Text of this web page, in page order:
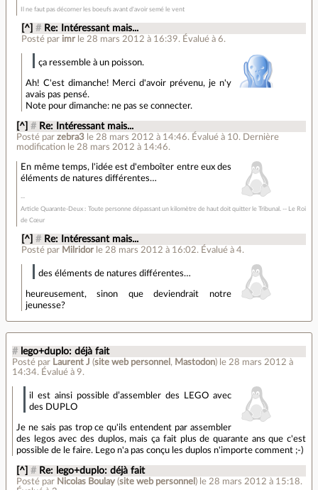
Il ne faut pas décorner les boeufs avant d'avoir semé le vent
[^] # Re: Intéressant mais...
Posté par imr le 28 mars 2012 à 16:39. Évalué à 6.
ça ressemble à un poisson.
Ah! C'est dimanche! Merci d'avoir prévenu, je n'y
avais pas pensé.
Note pour dimanche: ne pas se connecter.
[^] # Re: Intéressant mais...
Posté parzebra3 le 28 mars 2012 à 14:46. Évalué à 10. Dernière
modification le 28 mars 2012 à 14:46.
En même temps, l'idée est d'emboîter entre eux des
éléments de natures différentes…
Article Quarante-Deux : Toute personne dépassant un kilomètre de haut doit quitter le Tribunal. -- Le Roi
de Cœur
[^] # Re: Intéressant mais...
Posté par Milridor le 28 mars 2012 à 16:02. Évalué à 4.
des éléments de natures différentes…
heureusement, sinon que deviendrait notre
jeunesse?
# lego+duplo: déjà fait
Posté par Laurent J (site web personnel , Mastodon) le 28 mars 2012 à
14:34. Évalué à 9.
il est ainsi possible d’assembler des LEGO avec
des DUPLO
Je ne sais pas trop ce qu'ils entendent par assembler
des legos avec des duplos, mais ça fait plus de quarante ans que c'est
possible de le faire. Lego n'a pas conçu les duplos n'importe comment ;-)
[^] # Re: lego+duplo: déjà fait
Posté par Nicolas Boulay (site web personnel ) le 28 mars 2012 à 15:18.